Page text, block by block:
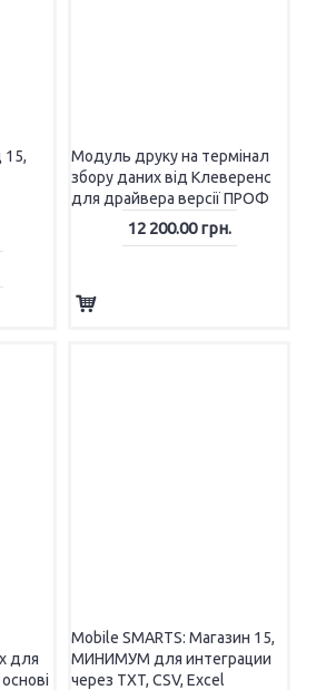
15,
Модуль друку на термінал
збору даних від Клеверенс
для драйвера версії ПРОФ
12 200.00 грн.
для
Mobile SMARTS: Магазин 15,
МИНИМУМ для интеграции
через TXT, CSV, Excel